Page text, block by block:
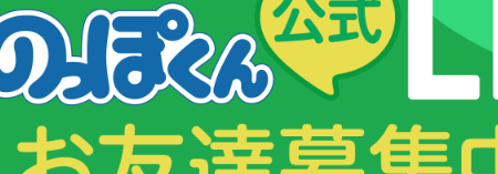
シンプルな食事でも水分は摂ることができます。 ごはんは60％ほどが
）のごはんには90mlほどの水分が含まれていることになります。さ
るため、これだけで300ml弱の水分を補給できます。さらに飲み物を